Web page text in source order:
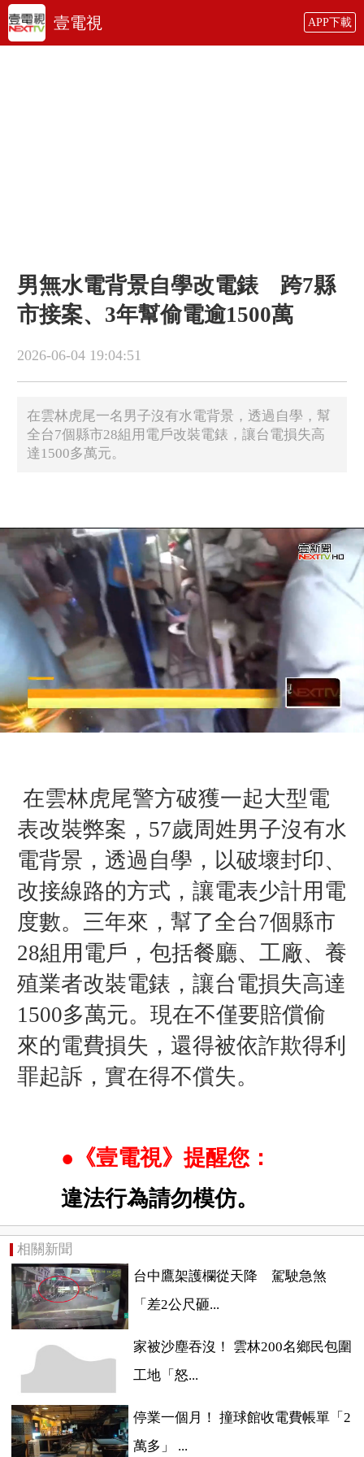
壹電視 APP下載
男無水電背景自學改電錶 跨7縣
市接案、3年幫偷電逾1500萬
2026-06-04 19:04:51
在雲林虎尾一名男子沒有水電背景，透過自學，幫
全台7個縣市28組用電戶改裝電錶，讓台電損失高
達1500多萬元。
在雲林虎尾警方破獲一起大型電
表改裝弊案，57歲周姓男子沒有水
電背景，透過自學，以破壞封印、
改接線路的方式，讓電表少計用電
度數。 三年來， 幫了全台7個縣市
28組用電戶 ，包括餐廳、工廠、養
殖業者改裝電錶 ，讓台電損失高達
1500多萬元。 現在不僅要賠償偷
來的電費損失，還得被依詐欺得利
罪起訴，實在得不償失。
●《壹電視》提醒您：
違法行為請勿模仿。
相關新聞
台中鷹架護欄從天降 駕駛急煞
「差2公尺砸...
家被沙塵吞沒！ 雲林200名鄉民包圍
工地「怒...
停業一個月！ 撞球館收電費帳單「2
萬多」 ...